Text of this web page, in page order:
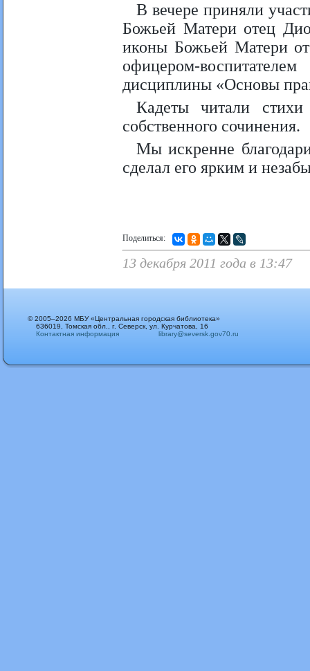
В вечере приняли
Божьей Матери отец
иконы Божьей Матери
офицером-
дисциплины «Основы
Кадеты читали
собственного сочинения.
Мы искренне
сделал его ярким и
Поделиться:
13 декабря 2011 года в 13:47
© 2005–2026 МБУ «Центральная городская библиотека»
636019, Томская обл., г. Северск, ул. Курчатова, 16
Контактная информация
library@seversk.gov70.ru